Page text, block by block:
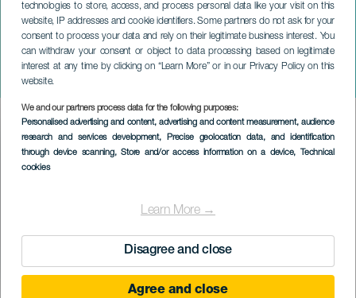
technologies to store, access, and process personal data like your visit on this
website, IP addresses and cookie identifiers. Some partners do not ask for your
consent to process your data and rely on their legitimate business interest. You
can withdraw your consent or object to data processing based on legitimate
interest at any time by clicking on “Learn More” or in our Privacy Policy on this
website.
We and our partners process data for the following purposes:
Personalised advertising and content, advertising and content measurement, audience
research and services development, Precise geolocation data, and identification
through device scanning, Store and/or access information on a device, Technical
cookies
Learn More →
Disagree and close
Agree and close
La Magia del Barroco -
Maspalomas Internacional
Trumpet Fest
GRAN CANARIA
Imagen
Listado